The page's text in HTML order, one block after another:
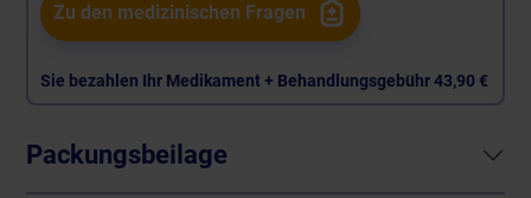
Zu den medizinischen Fragen
Sie bezahlen Ihr Medikament + Behandlungsgebühr43,90 €
Packungsbeilage